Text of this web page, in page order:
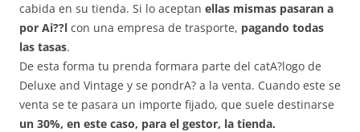
cabida en su tienda. Si lo aceptan ellas mismas pasaran a
por Ai??l con una empresa de trasporte, pagando todas
las tasas.
De esta forma tu prenda formara parte del catA?logo de
Deluxe and Vintage y se pondrA? a la venta. Cuando este se
venta se te pasara un importe fijado, que suele destinarse
un 30%, en este caso, para el gestor, la tienda.